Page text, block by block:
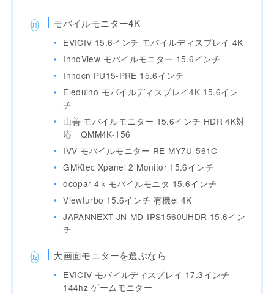
モバイルモニター4K
EVICIV 15.6インチ モバイルディスプレイ 4K
InnoView モバイルモニター 15.6インチ
Innocn PU15-PRE 15.6インチ
Eleduino モバイルディスプレイ4K 15.6イン
チ
山善 モバイルモニター 15.6インチ HDR 4K対
応 QMM4K-156
IVV モバイルモニター RE-MY7U-561C
GMKtec Xpanel 2 Monitor 15.6インチ
ocopar 4ｋモバイルモニタ 15.6インチ
Viewturbo 15.6インチ 有機el 4K
JAPANNEXT JN-MD-IPS1560UHDR 15.6イン
チ
大画面モニターを選ぶなら
EVICIV モバイルディスプレイ 17.3インチ
144hz ゲームモニター